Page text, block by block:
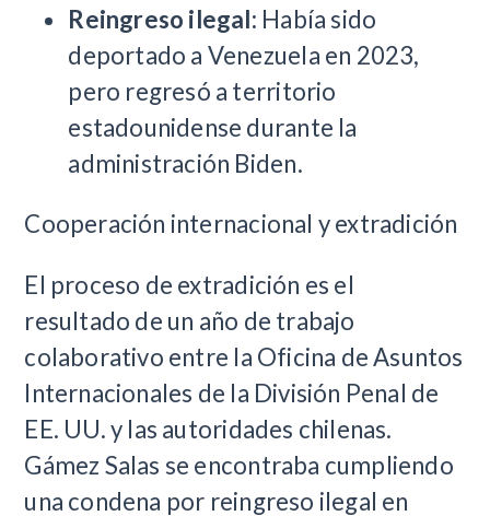
Reingreso ilegal: Había sido
deportado a Venezuela en 2023,
pero regresó a territorio
estadounidense durante la
administración Biden.
Cooperación internacional y extradición
El proceso de extradición es el
resultado de un año de trabajo
colaborativo entre la Oficina de Asuntos
Internacionales de la División Penal de
EE. UU. y las autoridades chilenas.
Gámez Salas se encontraba cumpliendo
una condena por reingreso ilegal en